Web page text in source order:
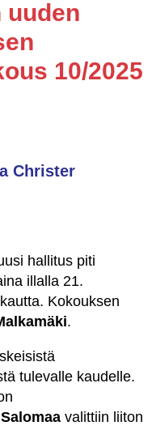
uuden
10/2025
Christer
hallitus piti
illalla 21.
Kokouksen
.
tulevalle kaudelle.
valittiin liiton